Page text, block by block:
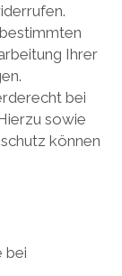
Ihrer
bei
sowie
können
bei